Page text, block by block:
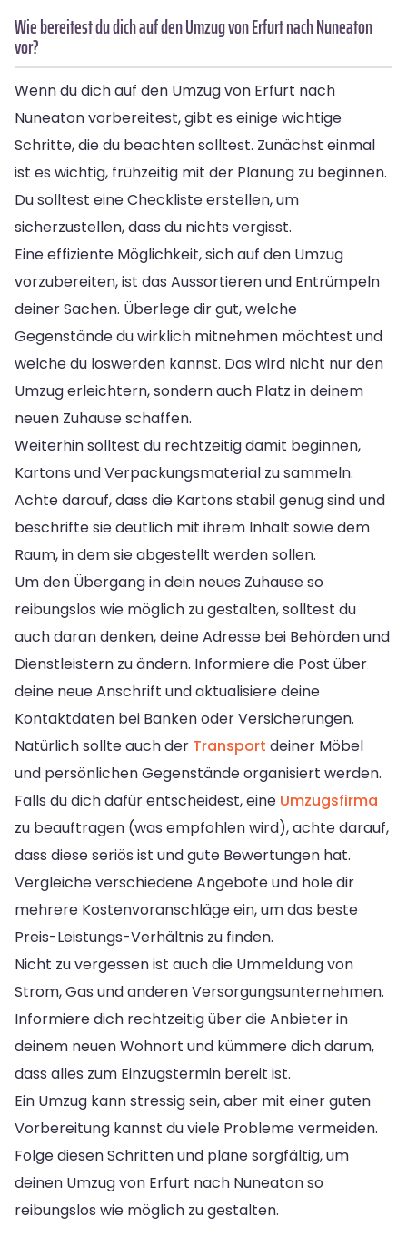
Wie bereitest du dich auf den Umzug von Erfurt nach Nuneaton
vor?
Wenn du dich auf den Umzug von Erfurt nach
Nuneaton vorbereitest, gibt es einige wichtige
Schritte, die du beachten solltest. Zunächst einmal
ist es wichtig, frühzeitig mit der Planung zu beginnen.
Du solltest eine Checkliste erstellen, um
sicherzustellen, dass du nichts vergisst.
Eine effiziente Möglichkeit, sich auf den Umzug
vorzubereiten, ist das Aussortieren und Entrümpeln
deiner Sachen. Überlege dir gut, welche
Gegenstände du wirklich mitnehmen möchtest und
welche du loswerden kannst. Das wird nicht nur den
Umzug erleichtern, sondern auch Platz in deinem
neuen Zuhause schaffen.
Weiterhin solltest du rechtzeitig damit beginnen,
Kartons und Verpackungsmaterial zu sammeln.
Achte darauf, dass die Kartons stabil genug sind und
beschrifte sie deutlich mit ihrem Inhalt sowie dem
Raum, in dem sie abgestellt werden sollen.
Um den Übergang in dein neues Zuhause so
reibungslos wie möglich zu gestalten, solltest du
auch daran denken, deine Adresse bei Behörden und
Dienstleistern zu ändern. Informiere die Post über
deine neue Anschrift und aktualisiere deine
Kontaktdaten bei Banken oder Versicherungen.
Natürlich sollte auch der Transport deiner Möbel
und persönlichen Gegenstände organisiert werden.
Falls du dich dafür entscheidest, eine Umzugsfirma
zu beauftragen (was empfohlen wird), achte darauf,
dass diese seriös ist und gute Bewertungen hat.
Vergleiche verschiedene Angebote und hole dir
mehrere Kostenvoranschläge ein, um das beste
Preis-Leistungs-Verhältnis zu finden.
Nicht zu vergessen ist auch die Ummeldung von
Strom, Gas und anderen Versorgungsunternehmen.
Informiere dich rechtzeitig über die Anbieter in
deinem neuen Wohnort und kümmere dich darum,
dass alles zum Einzugstermin bereit ist.
Ein Umzug kann stressig sein, aber mit einer guten
Vorbereitung kannst du viele Probleme vermeiden.
Folge diesen Schritten und plane sorgfältig, um
deinen Umzug von Erfurt nach Nuneaton so
reibungslos wie möglich zu gestalten.